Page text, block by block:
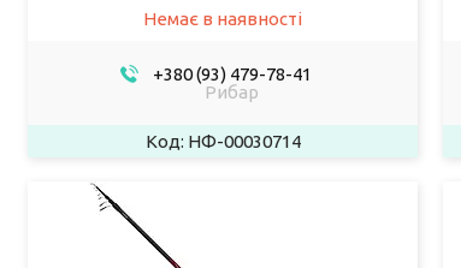
Немає в наявності
+380 (93) 479-78-41
Рибар
НФ-00030714